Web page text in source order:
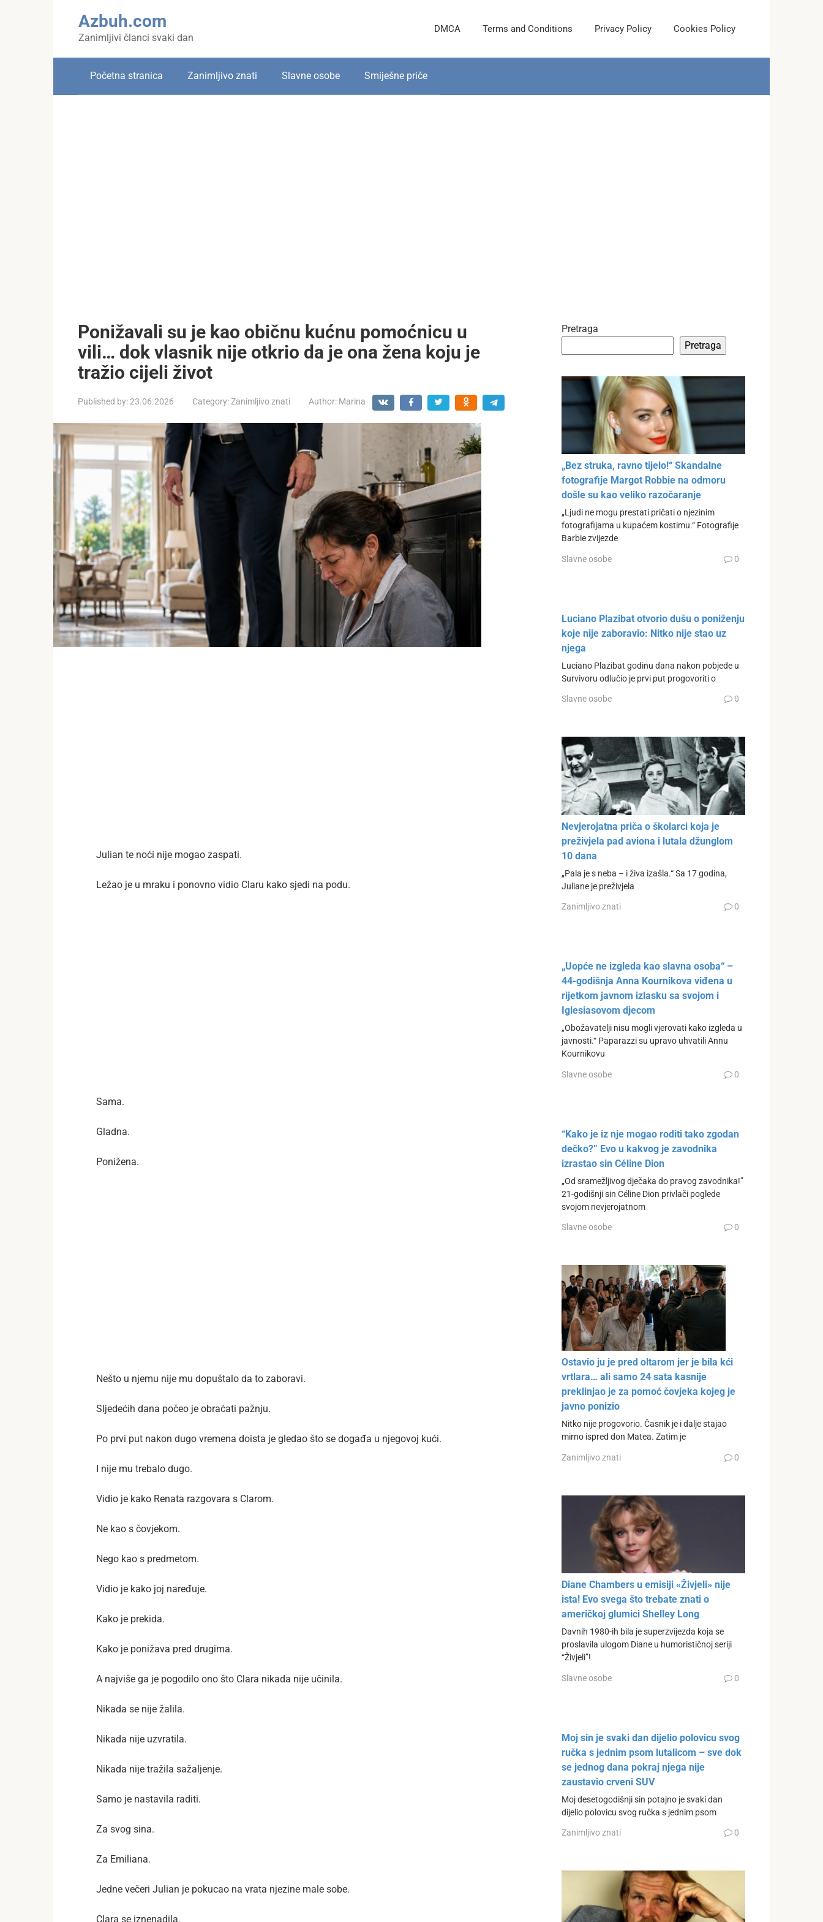
Azbuh.com
Zanimljivi članci svaki dan
DMCA Terms and Conditions Privacy Policy Cookies Policy
Početna stranica Zanimljivo znati Slavne osobe Smiješne priče
Ponižavali su je kao običnu kućnu pomoćnicu u
vili… dok vlasnik nije otkrio da je ona žena koju je
tražio cijeli život
Published by:23.06.2026 Category:Zanimljivo znati Author: Marina
Julian te noći nije mogao zaspati.
Ležao je u mraku i ponovno vidio Claru kako sjedi na podu.
Sama.
Gladna.
Ponižena.
Nešto u njemu nije mu dopuštalo da to zaboravi.
Sljedećih dana počeo je obraćati pažnju.
Po prvi put nakon dugo vremena doista je gledao što se događa u njegovoj kući.
I nije mu trebalo dugo.
Vidio je kako Renata razgovara s Clarom.
Ne kao s čovjekom.
Nego kao s predmetom.
Vidio je kako joj naređuje.
Kako je prekida.
Kako je ponižava pred drugima.
A najviše ga je pogodilo ono što Clara nikada nije učinila.
Nikada se nije žalila.
Nikada nije uzvratila.
Nikada nije tražila sažaljenje.
Samo je nastavila raditi.
Za svog sina.
Za Emiliana.
Jedne večeri Julian je pokucao na vrata njezine male sobe.
Clara se iznenadila.
Pretraga
Pretraga
„Bez struka, ravno tijelo!“ Skandalne
fotografije Margot Robbie na odmoru
došle su kao veliko razočaranje
„Ljudi ne mogu prestati pričati o njezinim
fotografijama u kupaćem kostimu.“ Fotografije
Barbie zvijezde
Slavne osobe 0
Luciano Plazibat otvorio dušu o poniženju
koje nije zaboravio: Nitko nije stao uz
njega
Luciano Plazibat godinu dana nakon pobjede u
Survivoru odlučio je prvi put progovoriti o
Slavne osobe 0
Nevjerojatna priča o školarci koja je
preživjela pad aviona i lutala džunglom
10 dana
„Pala je s neba – i živa izašla.“ Sa 17 godina,
Juliane je preživjela
Zanimljivo znati 0
„Uopće ne izgleda kao slavna osoba“ –
44-godišnja Anna Kournikova viđena u
rijetkom javnom izlasku sa svojom i
Iglesiasovom djecom
„Obožavatelji nisu mogli vjerovati kako izgleda u
javnosti.“ Paparazzi su upravo uhvatili Annu
Kournikovu
Slavne osobe 0
“Kako je iz nje mogao roditi tako zgodan
dečko?” Evo u kakvog je zavodnika
izrastao sin Céline Dion
„Od sramežljivog dječaka do pravog zavodnika!”
21-godišnji sin Céline Dion privlači poglede
svojom nevjerojatnom
Slavne osobe 0
Ostavio ju je pred oltarom jer je bila kći
vrtlara… ali samo 24 sata kasnije
preklinjao je za pomoć čovjeka kojeg je
javno ponizio
Nitko nije progovorio. Časnik je i dalje stajao
mirno ispred don Matea. Zatim je
Zanimljivo znati 0
Diane Chambers u emisiji «Živjeli» nije
ista! Evo svega što trebate znati o
američkoj glumici Shelley Long
Davnih 1980-ih bila je superzvijezda koja se
proslavila ulogom Diane u humorističnoj seriji
“Živjeli”!
Slavne osobe 0
Moj sin je svaki dan dijelio polovicu svog
ručka s jednim psom lutalicom – sve dok
se jednog dana pokraj njega nije
zaustavio crveni SUV
Moj desetogodišnji sin potajno je svaki dan
dijelio polovicu svog ručka s jednim psom
Zanimljivo znati 0